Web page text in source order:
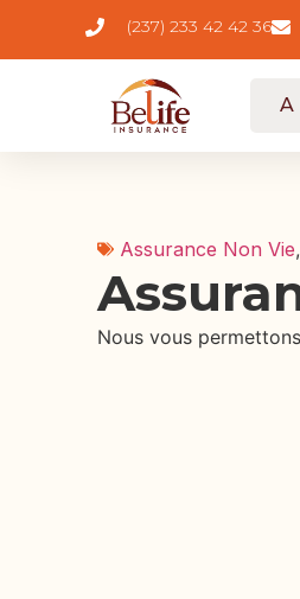
(237) 233 42 42 36
A
Assurance Non Vie,
Nous vous